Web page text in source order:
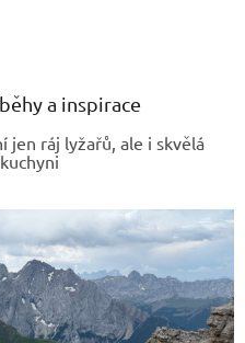
a
c
p
r
a inspirace
jen ráj lyžařů, ale i skvělá